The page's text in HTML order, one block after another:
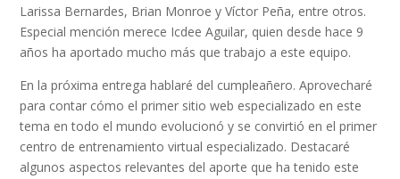
Larissa Bernardes, Brian Monroe y Víctor Peña, entre otros.
Especial mención merece Icdee Aguilar, quien desde hace 9
años ha aportado mucho más que trabajo a este equipo.
En la próxima entrega hablaré del cumpleañero. Aprovecharé
para contar cómo el primer sitio web especializado en este
tema en todo el mundo evolucionó y se convirtió en el primer
centro de entrenamiento virtual especializado. Destacaré
algunos aspectos relevantes del aporte que ha tenido este